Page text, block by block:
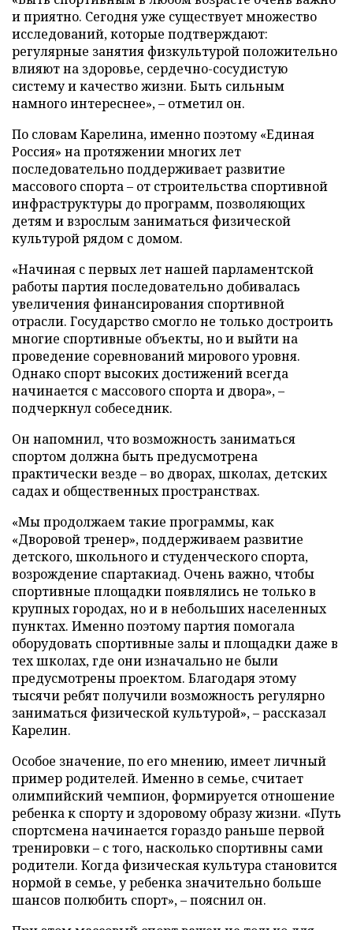
и приятно. Сегодня уже существует множество
исследований, которые подтверждают:
регулярные занятия физкультурой положительно
влияют на здоровье, сердечно-сосудистую
систему и качество жизни. Быть сильным
намного интереснее», – отметил он.
По словам Карелина, именно поэтому «Единая
Россия» на протяжении многих лет
последовательно поддерживает развитие
массового спорта – от строительства спортивной
инфраструктуры до программ, позволяющих
детям и взрослым заниматься физической
культурой рядом с домом.
«Начиная с первых лет нашей парламентской
работы партия последовательно добивалась
увеличения финансирования спортивной
отрасли. Государство смогло не только достроить
многие спортивные объекты, но и выйти на
проведение соревнований мирового уровня.
Однако спорт высоких достижений всегда
начинается с массового спорта и двора», –
подчеркнул собеседник.
Он напомнил, что возможность заниматься
спортом должна быть предусмотрена
практически везде – во дворах, школах, детских
садах и общественных пространствах.
«Мы продолжаем такие программы, как
«Дворовой тренер», поддерживаем развитие
детского, школьного и студенческого спорта,
возрождение спартакиад. Очень важно, чтобы
спортивные площадки появлялись не только в
крупных городах, но и в небольших населенных
пунктах. Именно поэтому партия помогала
оборудовать спортивные залы и площадки даже в
тех школах, где они изначально не были
предусмотрены проектом. Благодаря этому
тысячи ребят получили возможность регулярно
заниматься физической культурой», – рассказал
Карелин.
Особое значение, по его мнению, имеет личный
пример родителей. Именно в семье, считает
олимпийский чемпион, формируется отношение
ребенка к спорту и здоровому образу жизни. «Путь
спортсмена начинается гораздо раньше первой
тренировки – с того, насколько спортивны сами
родители. Когда физическая культура становится
нормой в семье, у ребенка значительно больше
шансов полюбить спорт», – пояснил он.